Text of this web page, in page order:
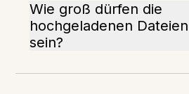
Wie groß dürfen die
hochgeladenen
sein?